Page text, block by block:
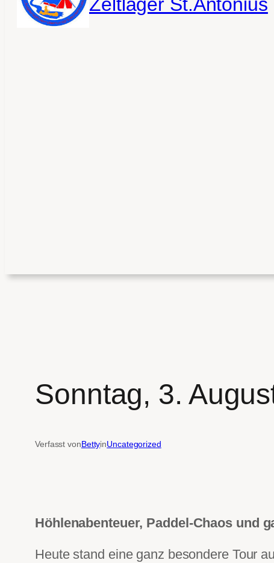
Sonntag, 3.
Verfasst vonBettyinUncategorized
Höhlenabenteuer, Paddel-Chaos und
Heute stand eine ganz besondere Tour